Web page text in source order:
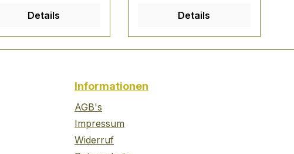
Details Details
Informationen
AGB's
Impressum
Widerruf